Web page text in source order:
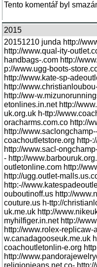
Tento komentář byl
2015
20151210 junda http://
http://www.qual-ity-
handbags-.com http://
p://www.ugg-boots-
http://www.kate-sp-
http://
http://ww-
etonlines.in.net http://
uk.org.uk h-ttp://
oracharms.com.co http://
http://
coachoutletstore.org http-
http://www.sacl-
- http://
outletonline.com http://
http://ugg.outlet-
http:-//
ouboutinoff.us http://
couture.us h-ttp://
uk.me.uk http://
myhilfiger.in.net http://
http://www.rolex-
w.canadagooseuk.me.uk
coachoutletonlin-e.org
http://
religionjeans.net.co-